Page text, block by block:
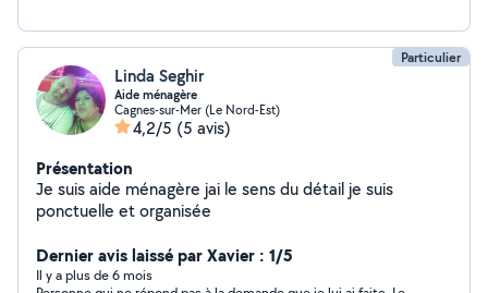
Particulier
Linda Seghir
Aide ménagère
Cagnes-sur-Mer (Le Nord-Est)
4,2/5 (5 avis)
Présentation
Je suis aide ménagère jai le sens du détail je suis
ponctuelle et organisée
Dernier avis laissé par Xavier : 1/5
Il y a plus de 6 mois